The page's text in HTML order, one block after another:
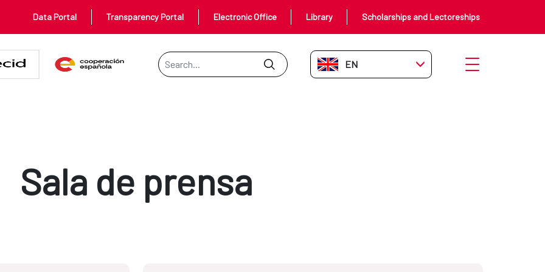
Data Portal Transparency Portal Electronic Office Library Scholarships and Lectoreships
Search Bar
EN-GB Open menu
Sala de prensa